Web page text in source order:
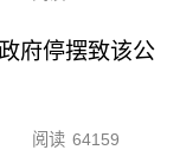
府停摆致该公
阅读 64159